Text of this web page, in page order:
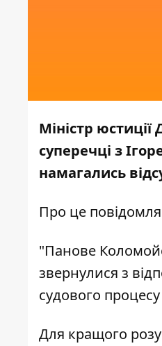
Міністр
суперечці з
намагались
Про це
"Панове
звернулися з
судового
Для кращого